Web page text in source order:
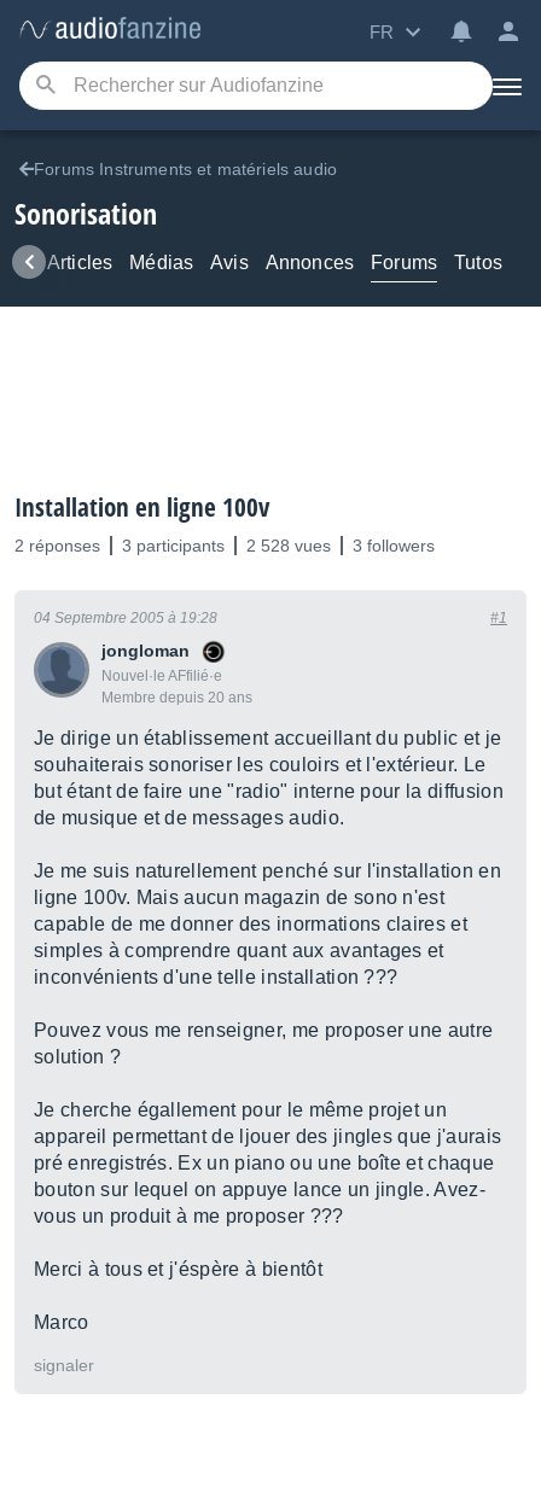
FR
Forums Instruments et matériels audio
Sonorisation
Articles Médias Avis Annonces Forums Tutos
Installation en ligne 100v
2 réponses 3 participants 2 528 vues 3 followers
jongloman
Nouvel·le AFfilié·e
Membre depuis 20 ans
04 Septembre 2005 à 19:28 #1
Je dirige un établissement accueillant du public et je
souhaiterais sonoriser les couloirs et l'extérieur. Le
but étant de faire une "radio" interne pour la diffusion
de musique et de messages audio.
Je me suis naturellement penché sur l'installation en
ligne 100v. Mais aucun magazin de sono n'est
capable de me donner des inormations claires et
simples à comprendre quant aux avantages et
inconvénients d'une telle installation ???
Pouvez vous me renseigner, me proposer une autre
solution ?
Je cherche égallement pour le même projet un
appareil permettant de ljouer des jingles que j'aurais
pré enregistrés. Ex un piano ou une boîte et chaque
bouton sur lequel on appuye lance un jingle. Avez-
vous un produit à me proposer ???
Merci à tous et j'éspère à bientôt
Marco
signaler